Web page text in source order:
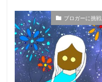
ブロガーに挑戦